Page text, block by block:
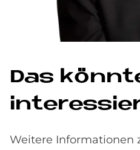
Das
Weitere Informationen